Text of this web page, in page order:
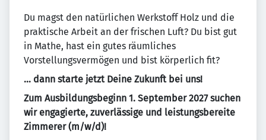
Du magst den natürlichen Werkstoff Holz und die
praktische Arbeit an der frischen Luft? Du bist gut
in Mathe, hast ein gutes räumliches
Vorstellungsvermögen und bist körperlich fit?
… dann starte jetzt Deine Zukunft bei uns!
Zum Ausbildungsbeginn 1. September 2027 suchen
wir engagierte, zuverlässige und leistungsbereite
Zimmerer (m/w/d)!